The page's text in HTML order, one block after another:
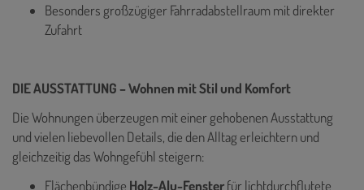
Besonders großzügiger Fahrradabstellraum mit direkter
Zufahrt
DIE AUSSTATTUNG – Wohnen mit Stil und Komfort
Die Wohnungen überzeugen mit einer gehobenen Ausstattung
und vielen liebevollen Details, die den Alltag erleichtern und
gleichzeitig das Wohngefühl steigern:
Flächenbündige Holz-Alu-Fensterfür lichtdurchflutete